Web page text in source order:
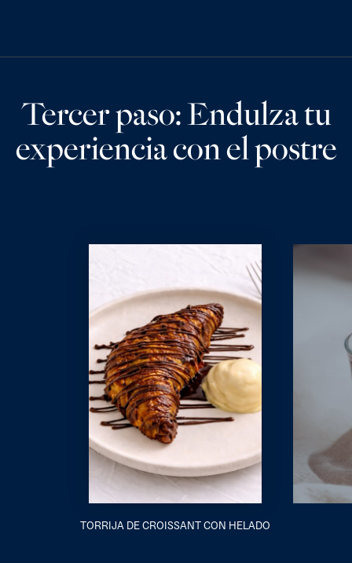
Tercer paso: Endulza tu
experiencia con el postre
TORRIJA DE CROISSANT CON HELADO